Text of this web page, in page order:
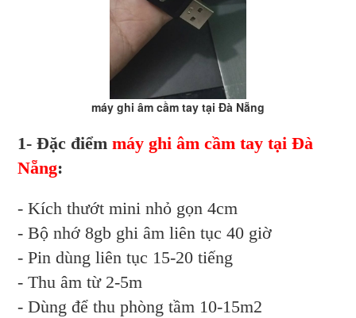
máy ghi âm cầm tay tại Đà Nẵng
1- Đặc điểmmáy ghi âm cầm tay tại Đà
Nẵng:
- Kích thướt mini nhỏ gọn 4cm
- Bộ nhớ 8gb ghi âm liên tục 40 giờ
- Pin dùng liên tục 15-20 tiếng
- Thu âm từ 2-5m
- Dùng để thu phòng tầm 10-15m2